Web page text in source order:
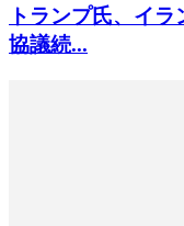
トランプ氏、イ
協議続...